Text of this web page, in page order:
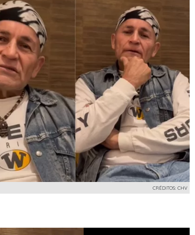
CRÉDITOS: CHV